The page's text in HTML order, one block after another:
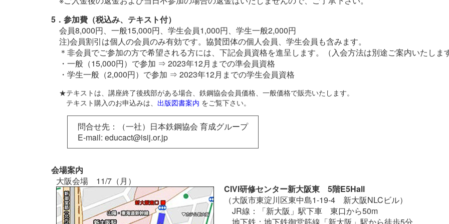
5．参加費（税込み、テキスト付）
会員8,000円、一般15,000円、学生会員1,000円、学生一般2,000円
注)会員割引は個人の会員のみ有効です。協賛団体の個人会員、学生会員も含みます。
＊非会員でご参加の方で希望される方には、下記会員資格を進呈します。（入会方法は別途ご案内いたしま
・一般（15,000円）で参加 ⇒ 2023年12月までの準会員資格
・学生一般（2,000円）で参加 ⇒ 2023年12月までの学生会員資格
★テキストは、講座終了後残部がある場合、鉄鋼協会会員価格、一般価格で販売いたします。
テキスト購入のお申込みは、出版図書案内 をご覧下さい。
問合せ先：（一社）日本鉄鋼協会 育成グループ
E-mail: educact@isij.or.jp
会場案内
大阪会場 11/7（月）
CIVI研修センター新大阪東 5階E5Hall
（大阪市東淀川区東中島1-19-4 新大阪NLCビル）
JR線：「新大阪」駅下車 東口から50m
地下鉄：地下鉄御堂筋線「新大阪」駅から徒歩5分